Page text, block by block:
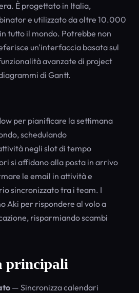
È progettato in Italia,
e utilizzato da oltre 10.000
tutto il mondo. Potrebbe non
un'interfaccia basata sul
avanzate di project
di Gantt.
per pianificare la settimana
schedulando
negli slot di tempo
si affidano alla posta in arrivo
le email in attività e
sincronizzato tra i team. I
Aki per rispondere al volo a
risparmiando scambi
principali
— Sincronizza calendari